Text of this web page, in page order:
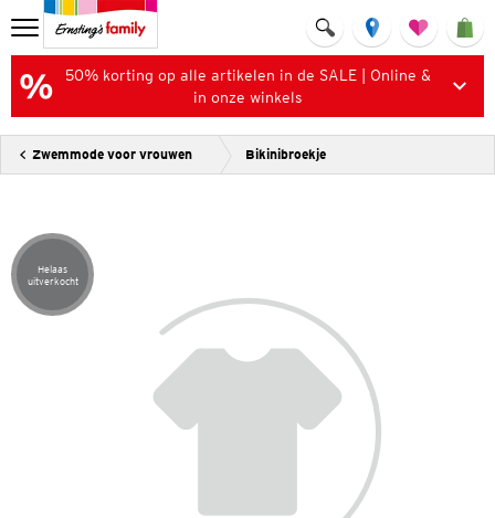
50% korting op alle artikelen in de SALE | Online &
in onze winkels
Zwemmode voor vrouwen Bikinibroekje
Artikel helaas uitverkocht
Helaas
uitverkocht